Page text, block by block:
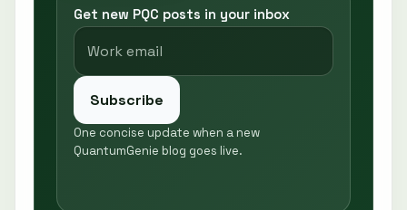
Get new PQC posts in your inbox
Subscribe
One concise update when a new
QuantumGenie blog goes live.